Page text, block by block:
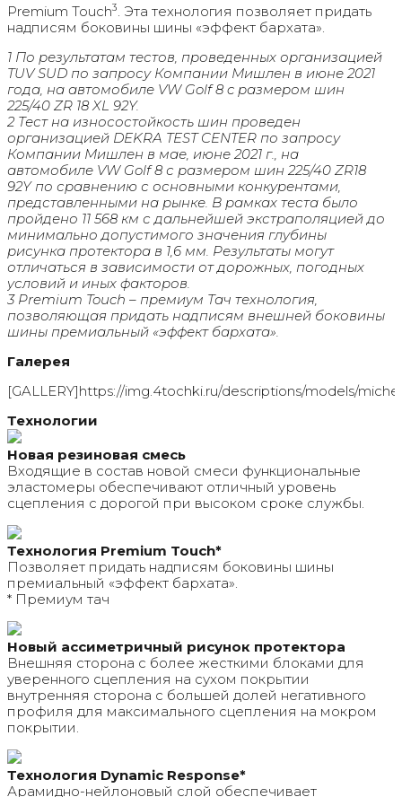
Premium Touch3. Эта технология позволяет придать
надписям боковины шины «эффект бархата».
1 По результатам тестов, проведенных организацией
TUV SUD по запросу Компании Мишлен в июне 2021
года, на автомобиле VW Golf 8 c размером шин
225/40 ZR 18 XL 92Y.
2 Тест на износостойкость шин проведен
организацией DEKRA TEST CENTER по запросу
Компании Мишлен в мае, июне 2021 г., на
автомобиле VW Golf 8 с размером шин 225/40 ZR18
92Y по сравнению с основными конкурентами,
представленными на рынке. В рамках теста было
пройдено 11 568 км с дальнейшей экстраполяцией до
минимально допустимого значения глубины
рисунка протектора в 1,6 мм. Результаты могут
отличаться в зависимости от дорожных, погодных
условий и иных факторов.
3 Premium Touch – премиум Тач технология,
позволяющая придать надписям внешней боковины
шины премиальный «эффект бархата».
Галерея
[GALLERY]https://img.4tochki.ru/descriptions/models/
Технологии
Новая резиновая смесь
Входящие в состав новой смеси функциональные
эластомеры обеспечивают отличный уровень
сцепления с дорогой при высоком сроке службы.
Технология Premium Touch*
Позволяет придать надписям боковины шины
премиальный «эффект бархата».
* Премиум тач
Новый ассиметричный рисунок протектора
Внешняя сторона с более жесткими блоками для
уверенного сцепления на сухом покрытии
внутренняя сторона с большей долей негативного
профиля для максимального сцепления на мокром
покрытии.
Технология Dynamic Response*
Арамидно-нейлоновый слой обеспечивает